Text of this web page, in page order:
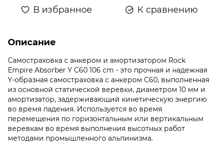
В избранное К сравнению
Описание
Самостраховка с анкером и амортизатором Rock
Empire Absorber Y C60 106 cm - это прочная и надежная
Y-образная самостраховка с анкером C60, выполненная
из основной статической веревки, диаметром 10 мм и
амортизатор, задерживающий кинетическую энергию
во время падения. Используется во время
перемещения по горизонтальным или вертикальным
веревкам во время выполнения высотных работ
методами промышленного альпинизма.